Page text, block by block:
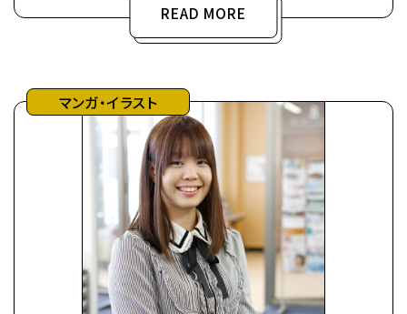
READ MORE
マンガ・イラスト